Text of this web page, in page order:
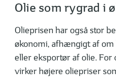
Olie som rygrad i
Olieprisen har også stor
økonomi, afhængigt af
eller eksportør af olie.
virker højere olie­priser